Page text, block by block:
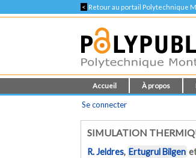
< Retour au portail Polytechnique
Accueil À propos
Se connecter
SIMULATION
R. Jeldres, Ertugrul Bilgen